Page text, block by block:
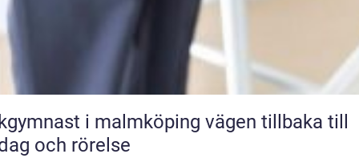
i malmköping vägen tillbaka till
och rörelse